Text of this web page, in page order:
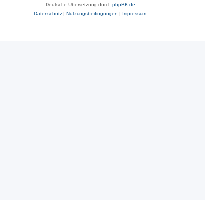
Deutsche Übersetzung durch phpBB.de
Datenschutz | Nutzungsbedingungen | Impressum